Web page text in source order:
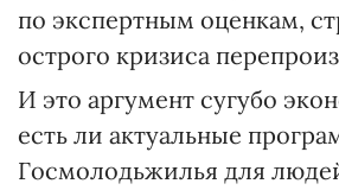
по экспертным оценкам,
острого кризиса
И это аргумент сугубо
есть ли актуальные
Госмолодьжилья для